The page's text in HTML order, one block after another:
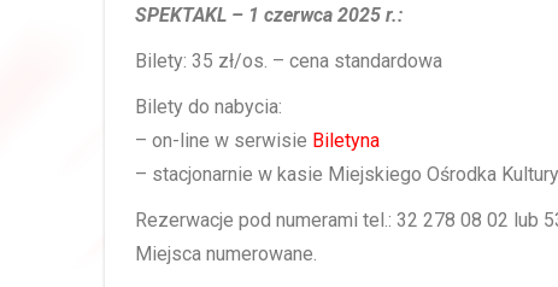
SPEKTAKL – 1 czerwca 2025 r.:
Bilety: 35 zł/os. – cena standardowa
Bilety do nabycia:
– on-line w serwisie Biletyna
– stacjonarnie w kasie Miejskiego Ośrodka
Rezerwacje pod numerami tel.: 32 278 08 02 lub
Miejsca numerowane.